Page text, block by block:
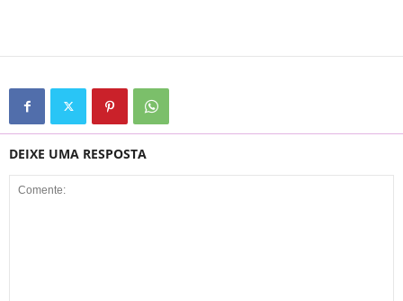
DEIXE UMA RESPOSTA